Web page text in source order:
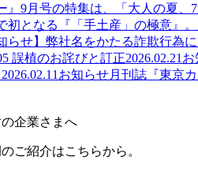
』9月号の特集は、「大人の夏、7
初となる『「手土産」の極意』
らせ】弊社名をかたる詐欺行為
誤植のお詫びと訂正2026.02.21 お
2026.02.11 お知らせ月刊誌『東京
企業さまへ
ご紹介はこちらから。